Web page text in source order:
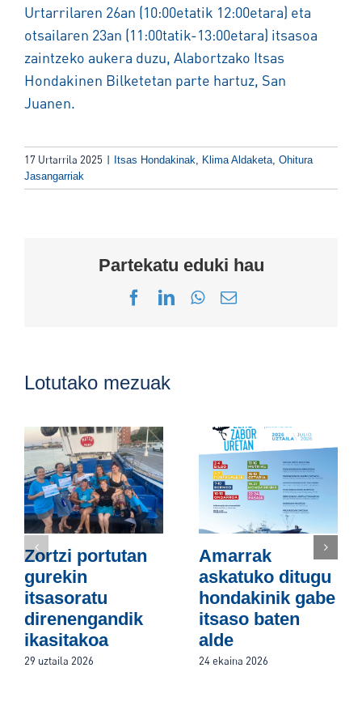
Urtarrilaren 26an (10:00etatik 12:00etara) eta
otsailaren 23an (11:00tatik-13:00etara) itsasoa
zaintzeko aukera duzu, Alabortzako Itsas
Hondakinen Bilketetan parte hartuz, San
Juanen.
17 Urtarrila 2025 | Itsas Hondakinak, Klima Aldaketa, Ohitura
Jasangarriak
Partekatu eduki hau
Facebook
LinkedInWhatsApp
Email
Lotutako mezuak
Zortzi portutan
gurekin
itsasoratu
direnengandik
ikasitakoa
29 uztaila 2026
Amarrak
askatuko ditugu
hondakinik gabe
itsaso baten
alde
24 ekaina 2026